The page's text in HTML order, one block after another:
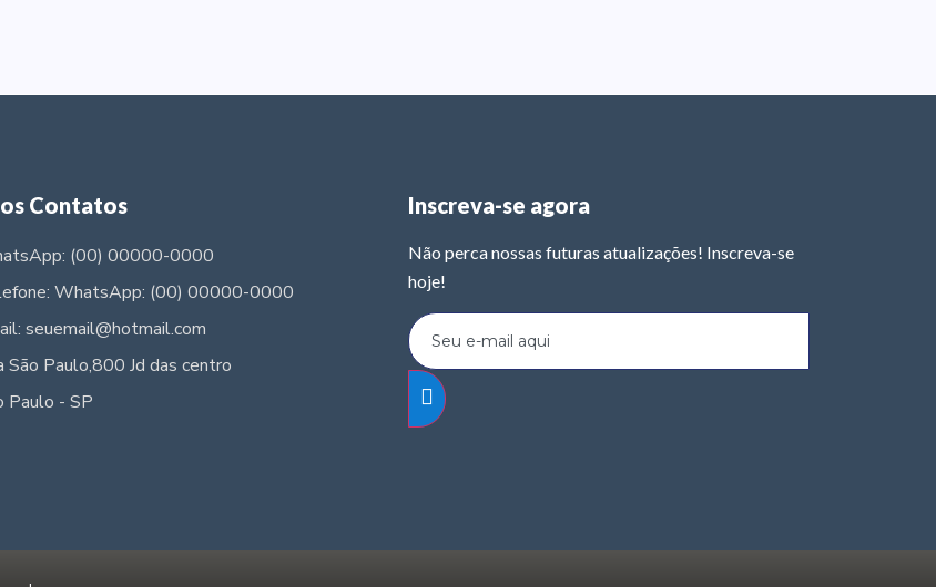
Contatos
(00) 00000-0000
WhatsApp: (00) 00000-0000
seuemail@hotmail.com
São Paulo,800 Jd das centro
Paulo - SP
Inscreva-se agora
Não perca nossas futuras atualizações! Inscreva-se
hoje!